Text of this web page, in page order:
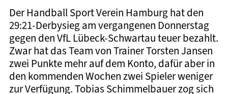
Der Handball Sport Verein Hamburg hat den
29:21-Derbysieg am vergangenen Donnerstag
gegen den VfL Lübeck-Schwartau teuer bezahlt.
Zwar hat das Team von Trainer Torsten Jansen
zwei Punkte mehr auf dem Konto, dafür aber in
den kommenden Wochen zwei Spieler weniger
zur Verfügung. Tobias Schimmelbauer zog sich